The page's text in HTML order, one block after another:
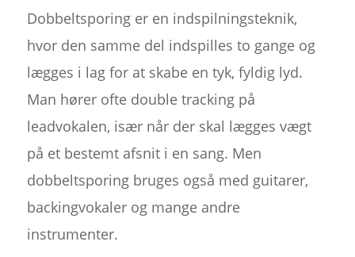
Dobbeltsporing er en indspilningsteknik,
hvor den samme del indspilles to gange og
lægges i lag for at skabe en tyk, fyldig lyd.
Man hører ofte double tracking på
leadvokalen, især når der skal lægges vægt
på et bestemt afsnit i en sang. Men
dobbeltsporing bruges også med guitarer,
backingvokaler og mange andre
instrumenter.